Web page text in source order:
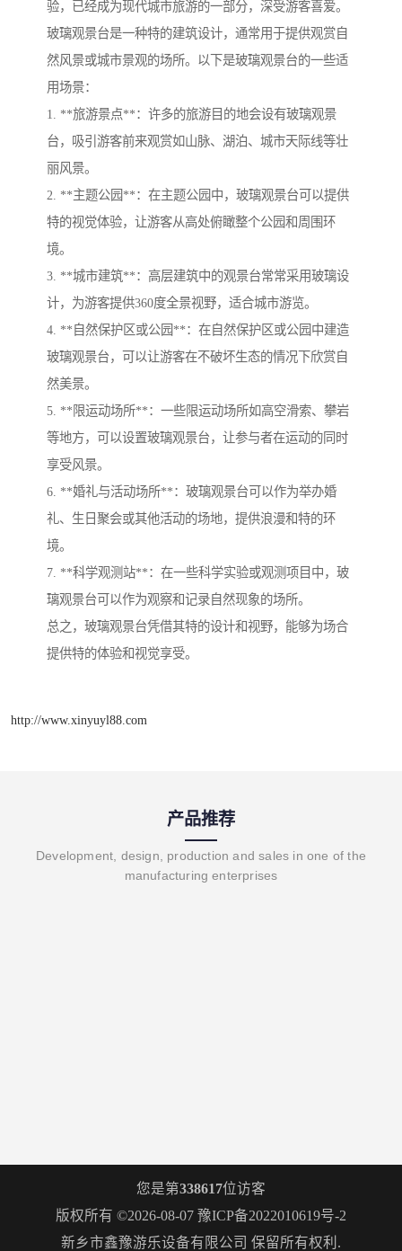
验，已经成为现代城市旅游的一部分，深受游客喜爱。
玻璃观景台是一种特的建筑设计，通常用于提供观赏自
然风景或城市景观的场所。以下是玻璃观景台的一些适
用场景：
1. **旅游景点**：许多的旅游目的地会设有玻璃观景
台，吸引游客前来观赏如山脉、湖泊、城市天际线等壮
丽风景。
2. **主题公园**：在主题公园中，玻璃观景台可以提供
特的视觉体验，让游客从高处俯瞰整个公园和周围环
境。
3. **城市建筑**：高层建筑中的观景台常常采用玻璃设
计，为游客提供360度全景视野，适合城市游览。
4. **自然保护区或公园**：在自然保护区或公园中建造
玻璃观景台，可以让游客在不破坏生态的情况下欣赏自
然美景。
5. **限运动场所**：一些限运动场所如高空滑索、攀岩
等地方，可以设置玻璃观景台，让参与者在运动的同时
享受风景。
6. **婚礼与活动场所**：玻璃观景台可以作为举办婚
礼、生日聚会或其他活动的场地，提供浪漫和特的环
境。
7. **科学观测站**：在一些科学实验或观测项目中，玻
璃观景台可以作为观察和记录自然现象的场所。
总之，玻璃观景台凭借其特的设计和视野，能够为场合
提供特的体验和视觉享受。
http://www.xinyuyl88.com
产品推荐
Development, design, production and sales in one of the
manufacturing enterprises
您是第338617位访客
版权所有 ©2026-08-07 豫ICP备2022010619号-2
新乡市鑫豫游乐设备有限公司 保留所有权利.